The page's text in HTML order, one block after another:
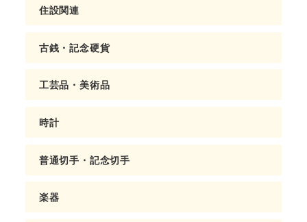
住設関連
古銭・記念硬貨
工芸品・美術品
時計
普通切手・記念切手
楽器